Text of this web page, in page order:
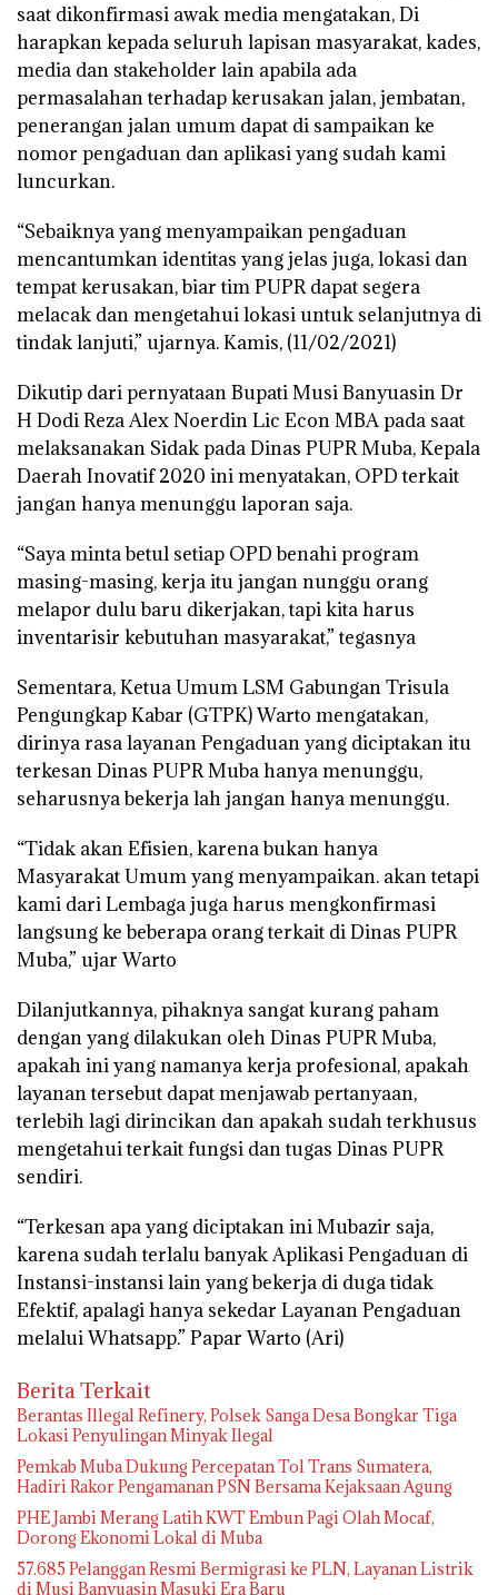
saat dikonfirmasi awak media mengatakan, Di
harapkan kepada seluruh lapisan masyarakat, kades,
media dan stakeholder lain apabila ada
permasalahan terhadap kerusakan jalan, jembatan,
penerangan jalan umum dapat di sampaikan ke
nomor pengaduan dan aplikasi yang sudah kami
luncurkan.
“Sebaiknya yang menyampaikan pengaduan
mencantumkan identitas yang jelas juga, lokasi dan
tempat kerusakan, biar tim PUPR dapat segera
melacak dan mengetahui lokasi untuk selanjutnya di
tindak lanjuti,” ujarnya. Kamis, (11/02/2021)
Dikutip dari pernyataan Bupati Musi Banyuasin Dr
H Dodi Reza Alex Noerdin Lic Econ MBA pada saat
melaksanakan Sidak pada Dinas PUPR Muba, Kepala
Daerah Inovatif 2020 ini menyatakan, OPD terkait
jangan hanya menunggu laporan saja.
“Saya minta betul setiap OPD benahi program
masing-masing, kerja itu jangan nunggu orang
melapor dulu baru dikerjakan, tapi kita harus
inventarisir kebutuhan masyarakat,” tegasnya
Sementara, Ketua Umum LSM Gabungan Trisula
Pengungkap Kabar (GTPK) Warto mengatakan,
dirinya rasa layanan Pengaduan yang diciptakan itu
terkesan Dinas PUPR Muba hanya menunggu,
seharusnya bekerja lah jangan hanya menunggu.
“Tidak akan Efisien, karena bukan hanya
Masyarakat Umum yang menyampaikan. akan tetapi
kami dari Lembaga juga harus mengkonfirmasi
langsung ke beberapa orang terkait di Dinas PUPR
Muba,” ujar Warto
Dilanjutkannya, pihaknya sangat kurang paham
dengan yang dilakukan oleh Dinas PUPR Muba,
apakah ini yang namanya kerja profesional, apakah
layanan tersebut dapat menjawab pertanyaan,
terlebih lagi dirincikan dan apakah sudah terkhusus
mengetahui terkait fungsi dan tugas Dinas PUPR
sendiri.
“Terkesan apa yang diciptakan ini Mubazir saja,
karena sudah terlalu banyak Aplikasi Pengaduan di
Instansi-instansi lain yang bekerja di duga tidak
Efektif, apalagi hanya sekedar Layanan Pengaduan
melalui Whatsapp.” Papar Warto (Ari)
Berita Terkait
Berantas Illegal Refinery, Polsek Sanga Desa Bongkar Tiga
Lokasi Penyulingan Minyak Ilegal
Pemkab Muba Dukung Percepatan Tol Trans Sumatera,
Hadiri Rakor Pengamanan PSN Bersama Kejaksaan Agung
PHE Jambi Merang Latih KWT Embun Pagi Olah Mocaf,
Dorong Ekonomi Lokal di Muba
57.685 Pelanggan Resmi Bermigrasi ke PLN, Layanan Listrik
di Musi Banyuasin Masuki Era Baru